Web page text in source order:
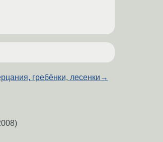
гребёнки, лесенки →